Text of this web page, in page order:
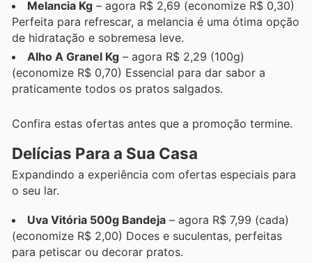
Melancia Kg – agora R$ 2,69 (economize R$ 0,30)
Perfeita para refrescar, a melancia é uma ótima opção
de hidratação e sobremesa leve.
Alho A Granel Kg – agora R$ 2,29 (100g)
(economize R$ 0,70) Essencial para dar sabor a
praticamente todos os pratos salgados.
Confira estas ofertas antes que a promoção termine.
Delícias Para a Sua Casa
Expandindo a experiência com ofertas especiais para
o seu lar.
Uva Vitória 500g Bandeja – agora R$ 7,99 (cada)
(economize R$ 2,00) Doces e suculentas, perfeitas
para petiscar ou decorar pratos.